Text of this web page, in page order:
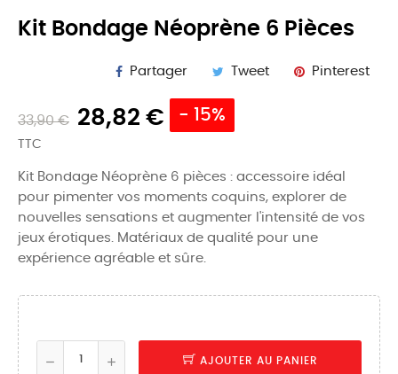
Kit Bondage Néoprène 6 Pièces
Partager Tweet Pinterest
33,90 € 28,82 € - 15%
TTC
Kit Bondage Néoprène 6 pièces : accessoire idéal
pour pimenter vos moments coquins, explorer de
nouvelles sensations et augmenter l'intensité de vos
jeux érotiques. Matériaux de qualité pour une
expérience agréable et sûre.
AJOUTER AU PANIER